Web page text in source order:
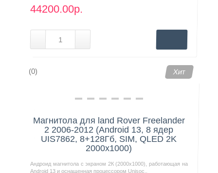
44200.00р.
(0) Хит
Магнитола для land Rover Freelander
2 2006-2012 (Android 13, 8 ядер
UIS7862, 8+128Гб, SIM, QLED 2K
2000x1000)
Андроид магнитола с экраном 2К (2000х1000), работающая на
Android 13 и оснащенная процессором Unisoc..